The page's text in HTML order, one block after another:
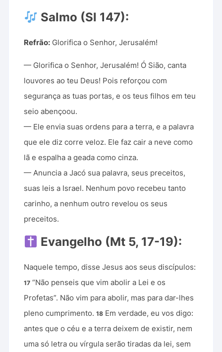
Salmo (Sl 147):
Refrão: Glorifica o Senhor, Jerusalém!
— Glorifica o Senhor, Jerusalém! Ó Sião, canta
louvores ao teu Deus! Pois reforçou com
segurança as tuas portas, e os teus filhos em teu
seio abençoou.
— Ele envia suas ordens para a terra, e a palavra
que ele diz corre veloz. Ele faz cair a neve como
lã e espalha a geada como cinza.
— Anuncia a Jacó sua palavra, seus preceitos,
suas leis a Israel. Nenhum povo recebeu tanto
carinho, a nenhum outro revelou os seus
preceitos.
Evangelho (Mt 5, 17-19):
Naquele tempo, disse Jesus aos seus discípulos:
17 “Não penseis que vim abolir a Lei e os
Profetas”. Não vim para abolir, mas para dar-lhes
pleno cumprimento.18 Em verdade, eu vos digo:
antes que o céu e a terra deixem de existir, nem
uma só letra ou vírgula serão tiradas da lei, sem